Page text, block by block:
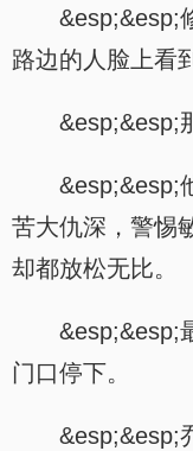
&esp;&esp;
路边的人脸上看
&esp;&esp;
&esp;&esp;
苦大仇深，警惕
却都放松无比。
&esp;&esp;
门口停下。
&esp;&esp;